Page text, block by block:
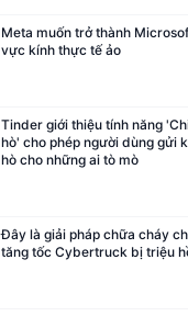
Meta muốn trở thành
vực kính thực tế ảo
Tinder giới thiệu tính năng
hò' cho phép người dùng gửi
hò cho những ai tò mò
Đây là giải pháp chữa cháy
tăng tốc Cybertruck bị triệu